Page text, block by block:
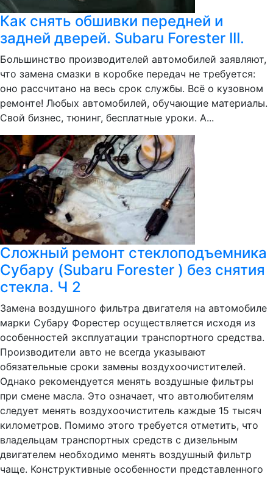
Как снять обшивки передней и
задней дверей. Subaru Forester III.
Большинство производителей автомобилей заявляют,
что замена смазки в коробке передач не требуется:
оно рассчитано на весь срок службы. Всё о кузовном
ремонте! Любых автомобилей, обучающие материалы.
Свой бизнес, тюнинг, бесплатные уроки. А...
Сложный ремонт стеклоподъемника
Субару (Subaru Forester ) без снятия
стекла. Ч 2
Замена воздушного фильтра двигателя на автомобиле
марки Субару Форестер осуществляется исходя из
особенностей эксплуатации транспортного средства.
Производители авто не всегда указывают
обязательные сроки замены воздухоочистителей.
Однако рекомендуется менять воздушные фильтры
при смене масла. Это означает, что автолюбителям
следует менять воздухоочиститель каждые 15 тысяч
километров. Помимо этого требуется отметить, что
владельцам транспортных средств с дизельным
двигателем необходимо менять воздушный фильтр
чаще. Конструктивные особенности представленного